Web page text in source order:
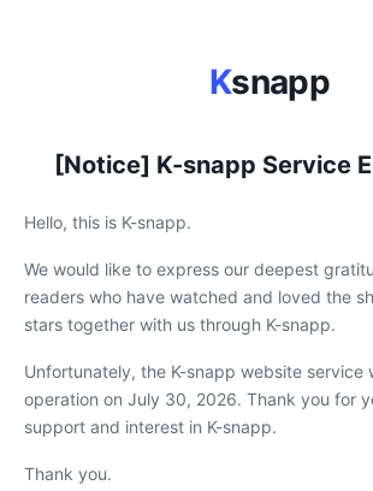
Ksnapp
[Notice] K-snapp Service
Hello, this is K-snapp.
We would like to express our deepest
readers who have watched and loved the
stars together with us through K-snapp.
Unfortunately, the K-snapp website service
operation on July 30, 2026. Thank you for
support and interest in K-snapp.
Thank you.